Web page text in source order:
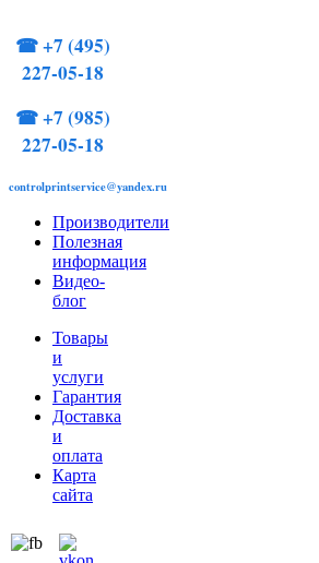
☎+7 (495)
227-05-18
☎+7 (985)
227-05-18
controlprintservice@yandex.ru
Производители
Полезная
информация
Видео-
блог
Товары
и
услуги
Гарантия
Доставка
и
оплата
Карта
сайта